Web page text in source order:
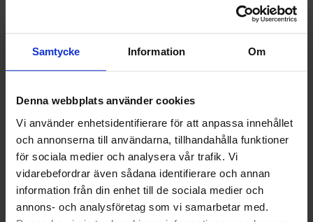
Samtycke Information Om
Denna webbplats använder cookies
Vi använder enhetsidentifierare för att anpassa innehållet
och annonserna till användarna, tillhandahålla funktioner
för sociala medier och analysera vår trafik. Vi
vidarebefordrar även sådana identifierare och annan
information från din enhet till de sociala medier och
annons- och analysföretag som vi samarbetar med.
RENHÅLLNING
SOCIALT ANSVAR
VELLINGE